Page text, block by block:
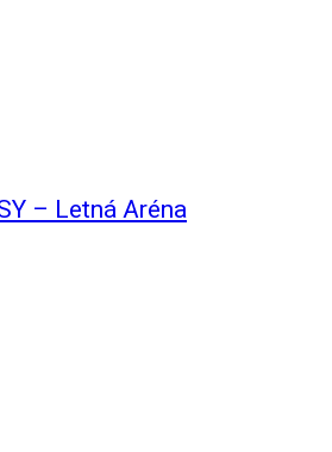
– Letná Aréna